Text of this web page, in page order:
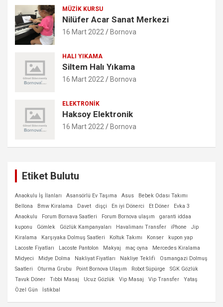
MÜZIK KURSU
Nilüfer Acar Sanat Merkezi
16 Mart 2022 Bornova
HALI YIKAMA
Siltem Halı Yıkama
16 Mart 2022 Bornova
ELEKTRONIK
Haksoy Elektronik
16 Mart 2022 Bornova
Etiket Bulutu
Anaokulu İş İlanları Asansörlü Ev Taşıma Asus
Bebek Odası Takımı
Bellona
Bmw Kiralama Davet dişçi En iyi Dönerci Et Döner
Evka 3
Anaokulu
Forum Bornava Saatleri Forum Bornova ulaşım
garanti iddaa
kuponu
Gömlek Gözlük Kampanyaları Havalimanı Transfer iPhone
Jip
Kiralama
Karşıyaka Dolmuş Saatleri Koltuk Takımı Konser
kupon yap
Lacoste Fiyatları
Lacoste Pantolon Makyaj maç oyna
Mercedes Kiralama
Midyeci
Midye Dolma Nakliyat Fiyatları Nakliye Teklifi
Osmangazi Dolmuş
Saatleri
Oturma Grubu Point Bornova Ulaşım Robot Süpürge
SGK Gözlük
Tavuk Döner
Tıbbi Masaj Ucuz Gözlük Vip Masaj Vip Transfer
Yataş
Özel Gün
İstikbal